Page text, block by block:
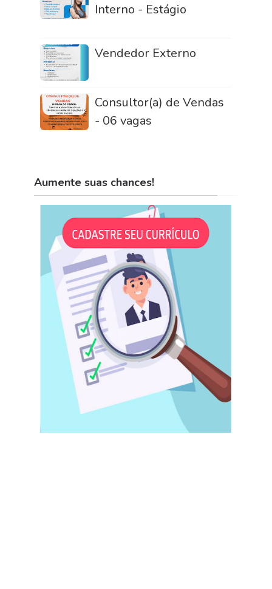
Interno - Estágio
Vendedor Externo
Consultor(a) de Vendas
- 06 vagas
Aumente suas chances!